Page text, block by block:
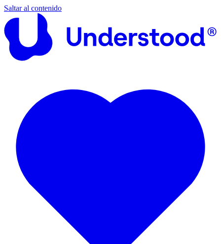
Saltar al contenido